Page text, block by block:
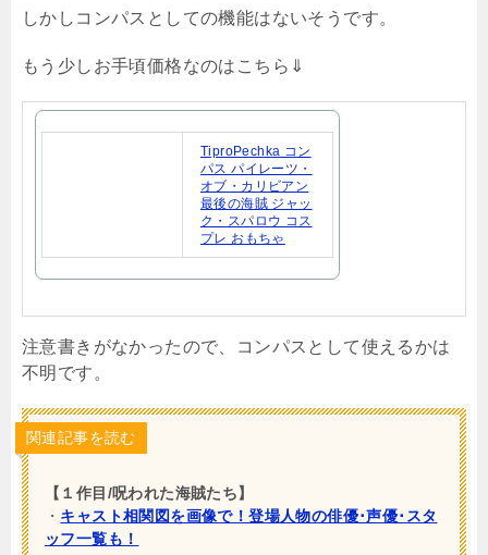
しかしコンパスとしての機能はないそうです。
もう少しお手頃価格なのはこちら⇓
TiproPechka コン
パス パイレーツ・
オブ・カリビアン
最後の海賊 ジャッ
ク・スパロウ コス
プレ おもちゃ
注意書きがなかったので、コンパスとして使えるかは
不明です。
関連記事を読む
【１作目/呪われた海賊たち】
・ キャスト相関図を画像で！登場人物の俳優･声優･スタ
ッフ一覧も！